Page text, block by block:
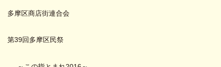
多摩区商店街連合会
第39回多摩区民祭